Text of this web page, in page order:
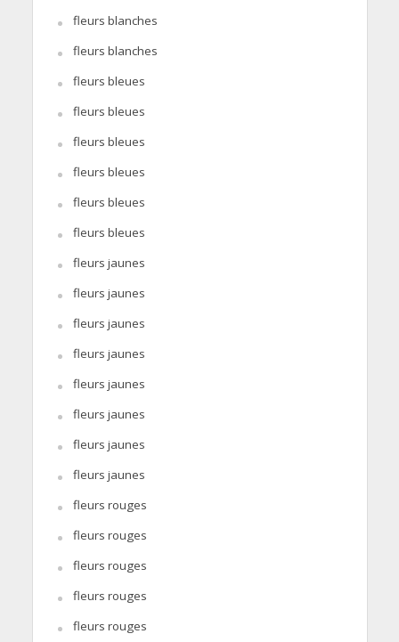
fleurs blanches
fleurs blanches
fleurs bleues
fleurs bleues
fleurs bleues
fleurs bleues
fleurs bleues
fleurs bleues
fleurs jaunes
fleurs jaunes
fleurs jaunes
fleurs jaunes
fleurs jaunes
fleurs jaunes
fleurs jaunes
fleurs jaunes
fleurs rouges
fleurs rouges
fleurs rouges
fleurs rouges
fleurs rouges